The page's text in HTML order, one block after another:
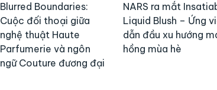
Blurred Boundaries:
Cuộc đối thoại giữa
nghệ thuật Haute
Parfumerie và ngôn
ngữ Couture đương đại
NARS ra mắt
Liquid Blush – Ứng
dẫn đầu xu hướng
hồng mùa hè